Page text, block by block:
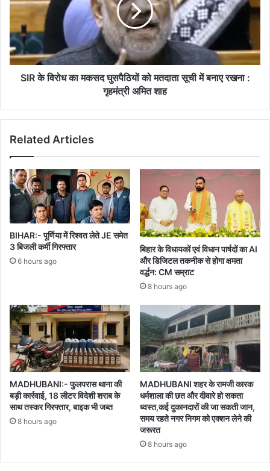
घुसपैठियों
को
मतदाता
सूची
अमित
SIR के विरोध का मकसद घुसपैठियों को मतदाता सूची में बनाए रखना :
गृहमंत्री अमित शाह
Related Articles
BIHAR:- पूर्णिया में रिश्वत लेते JE समेत
3 बिजली कर्मी गिरफ्तार
6 hours ago
बिहार के विधायकों एवं विधान पार्षदों का AI
और डिजिटल तकनीक से होगा क्षमता
वर्द्धन: CM सम्राट
8 hours ago
MADHUBANI:- फुलपरास थाना की
बड़ी कार्रवाई, 18 लीटर विदेशी शराब के
साथ तस्कर गिरफ्तार, बाइक भी जब्त
8 hours ago
MADHUBANI शहर के रामजी कारक
धर्मशाला की छत और दीवारे हो सकता
ध्वस्त,कई दुकानदारों की जा सकती जान,
समय रहते नगर निगम को एक्शन लेने की
जरूरत
8 hours ago